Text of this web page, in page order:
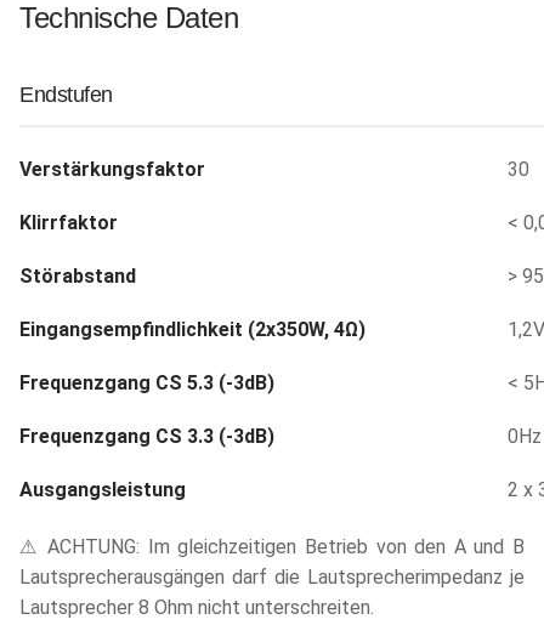
Technische Daten
Endstufen
Verstärkungsfaktor 30
Klirrfaktor <
Störabstand >
Eingangsempfindlichkeit (2x350W, 4Ω) 1,2V
Frequenzgang CS 5.3 (-3dB) <
Frequenzgang CS 3.3 (-3dB)
Ausgangsleistung 2 x
⚠ ACHTUNG: Im gleichzeitigen Betrieb von den A und B
Lautsprecherausgängen darf die Lautsprecherimpedanz je
Lautsprecher 8 Ohm nicht unterschreiten.